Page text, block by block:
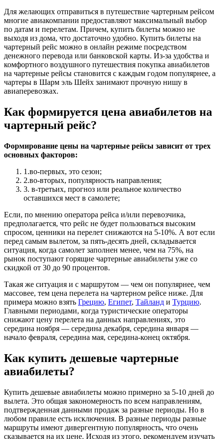
Для желающих отправиться в путешествие чартерным рейсом
многие авиакомпании предоставляют максимальный выбор
по датам и перелетам. Причем, купить билеты можно не
выходя из дома, что достаточно удобно. Купить билеты на
чартерный рейс можно в онлайн режиме посредством
денежного перевода или банковской карты. Из-за удобства и
комфортного воздушного путешествия покупка авиабилетов
на чартерные рейсы становится с каждым годом популярнее, а
чартеры в Шарм эль Шейх занимают прочную нишу в
авиаперевозках.
Как формируется цена авиабилетов на
чартерный рейс?
Формирование цены на чартерные рейсы зависит от трех
основных факторов:
1.во-первых, это сезон;
2.во-вторых, популярность направления;
3. в-третьих, прогноз или реальное количество
оставшихся мест в самолете;
Если, по мнению оператора рейса и/или перевозчика,
предполагается, что рейс не будет пользоваться высоким
спросом, ценники на перелет снижаются на 5-10%. А вот если
перед самым вылетом, за пять-десять дней, складывается
ситуация, когда самолет заполнен менее, чем на 75%, на
рынок поступают горящие чартерные авиабилеты уже со
скидкой от 30 до 90 процентов.
Такая же ситуация и с маршрутом — чем он популярнее, чем
массовее, тем цена перелета на чартерном рейсе ниже. Для
примера можно взять Грецию, Египет, Тайланд и Турцию.
Главными периодами, когда туристические операторы
снижают цену перелета на данных направлениях, это
середина ноября — середина декабря, середина января —
начало февраля, середина мая, середина-конец октября.
Как купить дешевые чартерные
авиабилеты?
Купить дешевые авиабилеты можно примерно за 5-10 дней до
вылета. Это общая закономерность по всем направлениям,
подтвержденная данными продаж за разные периоды. Но в
любом правиле есть исключения. В разные периоды разные
маршруты имеют дивергентную популярность, что очень
сказывается на их цене. Исходя из этого, рекомендуем изучать